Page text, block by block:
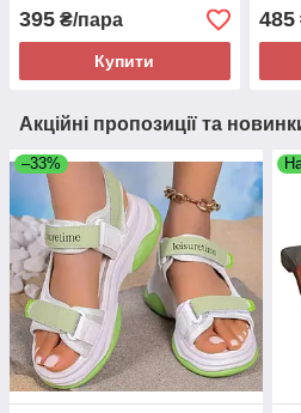
395 ₴/пара
Купити
485
Акційні пропозиції та
–33%